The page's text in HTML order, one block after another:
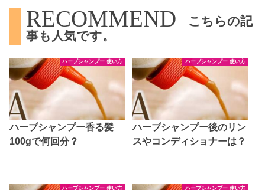
RECOMMEND
こちらの記
事も人気です。
ハーブシャンプー 使い方
ハーブシャンプー香る髪
100gで何回分？
ハーブシャンプー 使い方
ハーブシャンプー後のリン
スやコンディショナーは？
ハーブシャンプー 使い方 ハーブシャンプー 使い方